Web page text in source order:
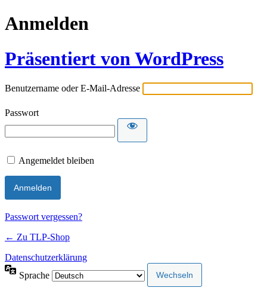
Anmelden
Präsentiert von WordPress
Benutzername oder E-Mail-Adresse
Passwort
Angemeldet bleiben
Passwort vergessen?
← Zu TLP-Shop
Datenschutzerklärung
Sprache